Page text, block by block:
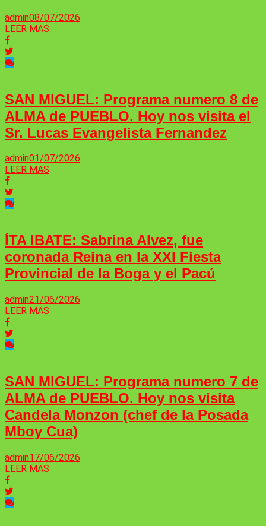
admin08/07/2026
LEER MAS
SAN MIGUEL: Programa numero 8 de
ALMA de PUEBLO. Hoy nos visita el
Sr. Lucas Evangelista Fernandez
admin01/07/2026
LEER MAS
ÍTA IBATE: Sabrina Alvez, fue
coronada Reina en la XXI Fiesta
Provincial de la Boga y el Pacú
admin21/06/2026
LEER MAS
SAN MIGUEL: Programa numero 7 de
ALMA de PUEBLO. Hoy nos visita
Candela Monzon (chef de la Posada
Mboy Cua)
admin17/06/2026
LEER MAS